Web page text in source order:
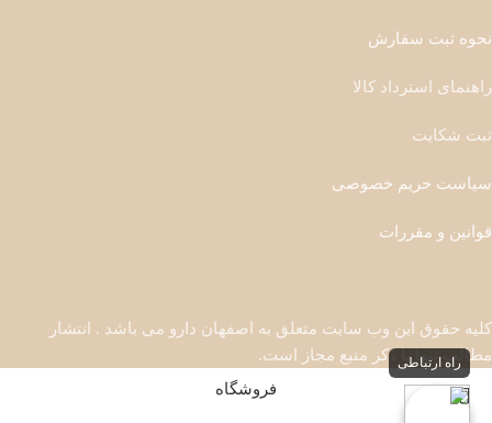
نحوه ثبت سفارش
راهنمای استرداد کالا
ثبت شکایت
سیاست حریم خصوصی
قوانین و مقررات
کلیه حقوق این وب سایت متعلق به اصفهان دارو می باشد . انتشار
مطالب تنها با ذکر منبع مجاز است.
فروشگاه
راه ارتباطی